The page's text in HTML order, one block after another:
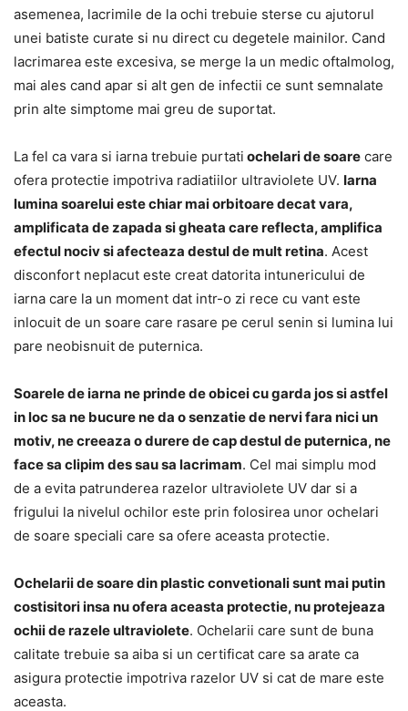
asemenea, lacrimile de la ochi trebuie sterse cu ajutorul
unei batiste curate si nu direct cu degetele mainilor. Cand
lacrimarea este excesiva, se merge la un medic oftalmolog,
mai ales cand apar si alt gen de infectii ce sunt semnalate
prin alte simptome mai greu de suportat.
La fel ca vara si iarna trebuie purtati ochelari de soare care
ofera protectie impotriva radiatiilor ultraviolete UV. Iarna
lumina soarelui este chiar mai orbitoare decat vara,
amplificata de zapada si gheata care reflecta, amplifica
efectul nociv si afecteaza destul de mult retina. Acest
disconfort neplacut este creat datorita intunericului de
iarna care la un moment dat intr-o zi rece cu vant este
inlocuit de un soare care rasare pe cerul senin si lumina lui
pare neobisnuit de puternica.
Soarele de iarna ne prinde de obicei cu garda jos si astfel
in loc sa ne bucure ne da o senzatie de nervi fara nici un
motiv, ne creeaza o durere de cap destul de puternica, ne
face sa clipim des sau sa lacrimam. Cel mai simplu mod
de a evita patrunderea razelor ultraviolete UV dar si a
frigului la nivelul ochilor este prin folosirea unor ochelari
de soare speciali care sa ofere aceasta protectie.
Ochelarii de soare din plastic convetionali sunt mai putin
costisitori insa nu ofera aceasta protectie, nu protejeaza
ochii de razele ultraviolete. Ochelarii care sunt de buna
calitate trebuie sa aiba si un certificat care sa arate ca
asigura protectie impotriva razelor UV si cat de mare este
aceasta.